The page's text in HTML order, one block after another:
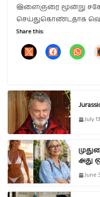
இளைஞரை மூன்று
செய்துகொண்டதாக
Share this:
July
அது
June